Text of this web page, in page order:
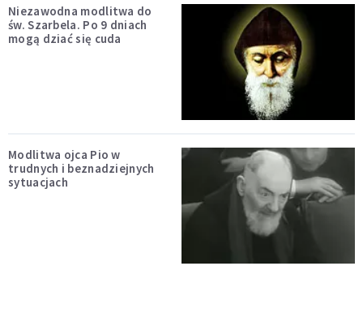
Niezawodna modlitwa do
św. Szarbela. Po 9 dniach
mogą dziać się cuda
Modlitwa ojca Pio w
trudnych i beznadziejnych
sytuacjach